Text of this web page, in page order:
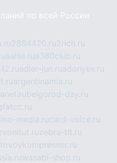
по всей России
2864420.ru2rich.ru
aalse.rua380club.ru
adler-jun.ruadonyev.ru
argentinamia.ru
belgorod-day.ru
media.rucard-voice.ru
zebra-tlt.ru
wasabi-shop.ru